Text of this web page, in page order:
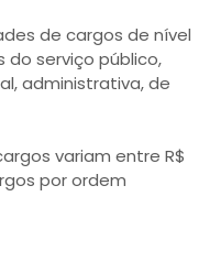
de cargos de nível
do serviço público,
administrativa, de
variam entre R$
por ordem